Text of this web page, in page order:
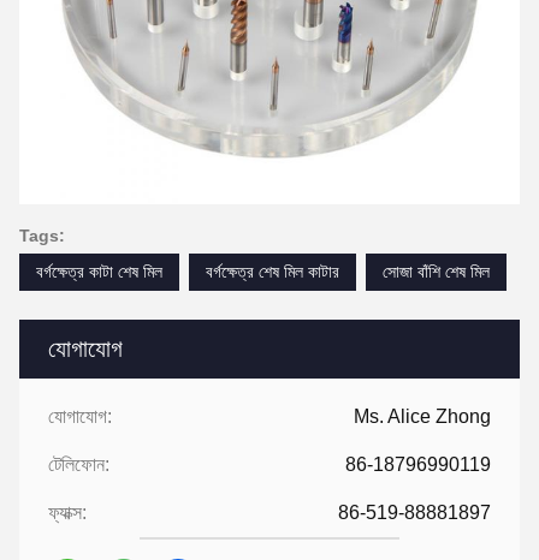
যোগাযোগ
যোগাযোগ: Ms. Alice Zhong
টেলিফোন: 86-18796990119
ফ্যাক্স: 86-519-88881897
Tags:
বর্গক্ষেত্র কাটা শেষ মিল
বর্গক্ষেত্র শেষ মিল কাটার সোজা বাঁশি শেষ মিল